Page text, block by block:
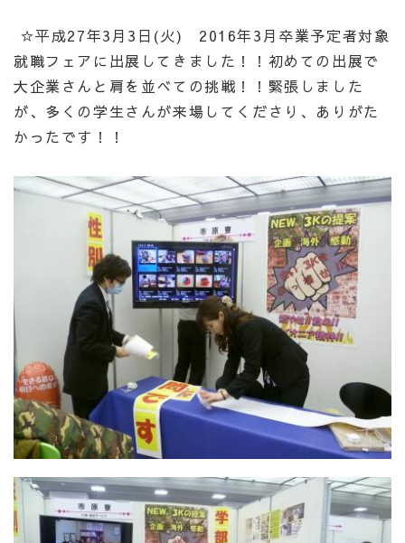
☆平成27年3月3日(火) 2016年3月卒業予定者対象
就職フェアに出展してきました！！ 初めての出展で
大企業さんと肩を並べての挑戦！！緊張しました
が、多くの学生さんが来場してくださり、ありがた
かったです！！